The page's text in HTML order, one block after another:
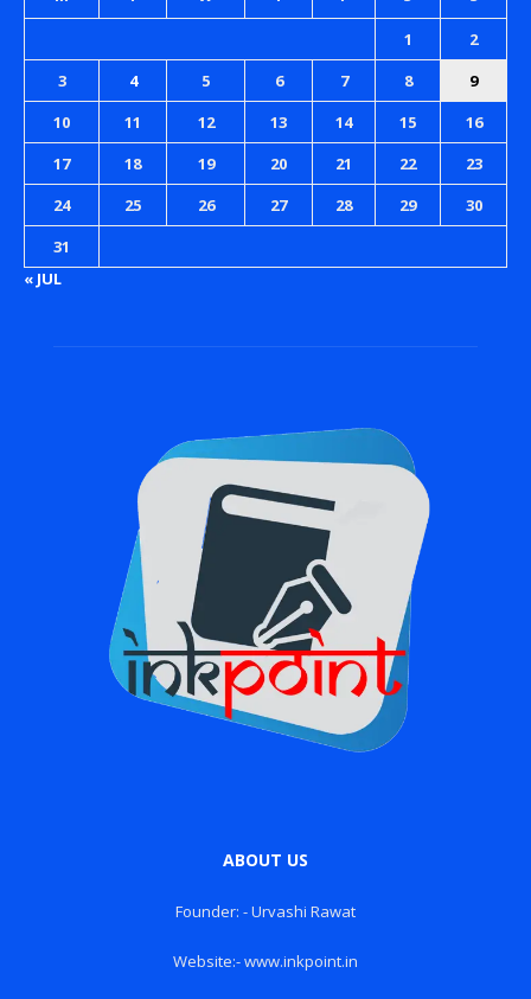
1
2
3
4 5 6 7 8
9
10
11 12 13 14 15
16
17
18 19 20 21 22
23
24
25 26 27 28 29
30
31
« JUL
ABOUT US
Founder: - Urvashi Rawat
Website:- www.inkpoint.in